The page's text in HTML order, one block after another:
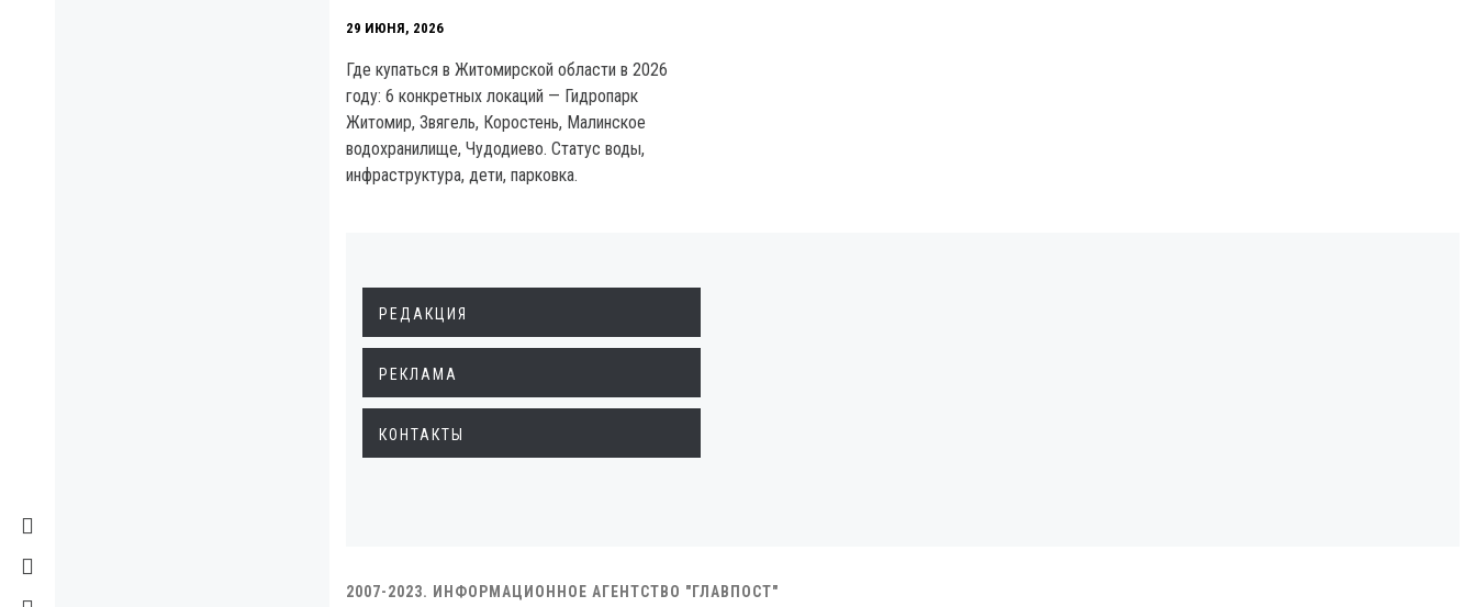
29 ИЮНЯ, 2026
Где купаться в Житомирской области в 2026
году: 6 конкретных локаций — Гидропарк
Житомир, Звягель, Коростень, Малинское
водохранилище, Чудодиево. Статус воды,
инфраструктура, дети, парковка.
РЕДАКЦИЯ
РЕКЛАМА
КОНТАКТЫ
2007-2023. ИНФОРМАЦИОННОЕ АГЕНТСТВО "ГЛАВПОСТ"